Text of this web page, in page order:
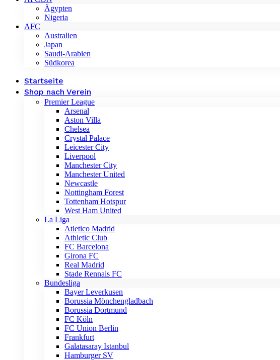
Ägypten
Nigeria
AFC
Australien
Japan
Saudi-Arabien
Südkorea
Startseite
Shop nach Verein
Premier League
Arsenal
Aston Villa
Chelsea
Crystal Palace
Leicester City
Liverpool
Manchester City
Manchester United
Newcastle
Nottingham Forest
Tottenham Hotspur
West Ham United
La Liga
Atletico Madrid
Athletic Club
FC Barcelona
Girona FC
Real Madrid
Stade Rennais FC
Bundesliga
Bayer Leverkusen
Borussia Mönchengladbach
Borussia Dortmund
FC Köln
FC Union Berlin
Frankfurt
Galatasaray Istanbul
Hamburger SV